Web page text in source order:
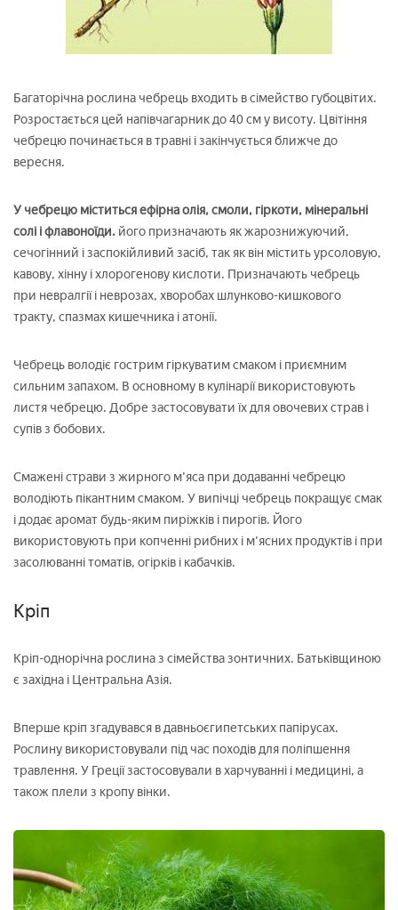
Багаторічна рослина чебрець входить в сімейство губоцвітих.
Розростається цей напівчагарник до 40 см у висоту. Цвітіння
чебрецю починається в травні і закінчується ближче до
вересня.
У чебрецю міститься ефірна олія, смоли, гіркоти, мінеральні
солі і флавоноїди. його призначають як жарознижуючий,
сечогінний і заспокійливий засіб, так як він містить урсоловую,
кавову, хінну і хлорогенову кислоти. Призначають чебрець
при невралгії і неврозах, хворобах шлунково-кишкового
тракту, спазмах кишечника і атонії.
Чебрець володіє гострим гіркуватим смаком і приємним
сильним запахом. В основному в кулінарії використовують
листя чебрецю. Добре застосовувати їх для овочевих страв і
супів з бобових.
Смажені страви з жирного м'яса при додаванні чебрецю
володіють пікантним смаком. У випічці чебрець покращує смак
і додає аромат будь-яким пиріжків і пирогів. Його
використовують при копченні рибних і м'ясних продуктів і при
засолюванні томатів, огірків і кабачків.
Кріп
Кріп-однорічна рослина з сімейства зонтичних. Батьківщиною
є західна і Центральна Азія.
Вперше кріп згадувався в давньоєгипетських папірусах.
Рослину використовували під час походів для поліпшення
травлення. У Греції застосовували в харчуванні і медицині, а
також плели з кропу вінки.